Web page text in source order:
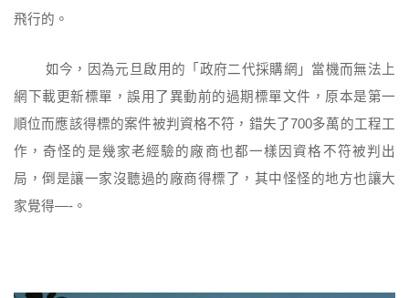
飛行的。
如今，因為元旦啟用的「政府二代採購網」當機而無法上
網下載更新標單，誤用了異動前的過期標單文件，原本是第一
順位而應該得標的案件被判資格不符，錯失了700多萬的工程工
作，奇怪的是幾家老經驗的廠商也都一樣因資格不符被判出
局，倒是讓一家沒聽過的廠商得標了，其中怪怪的地方也讓大
家覺得—-。